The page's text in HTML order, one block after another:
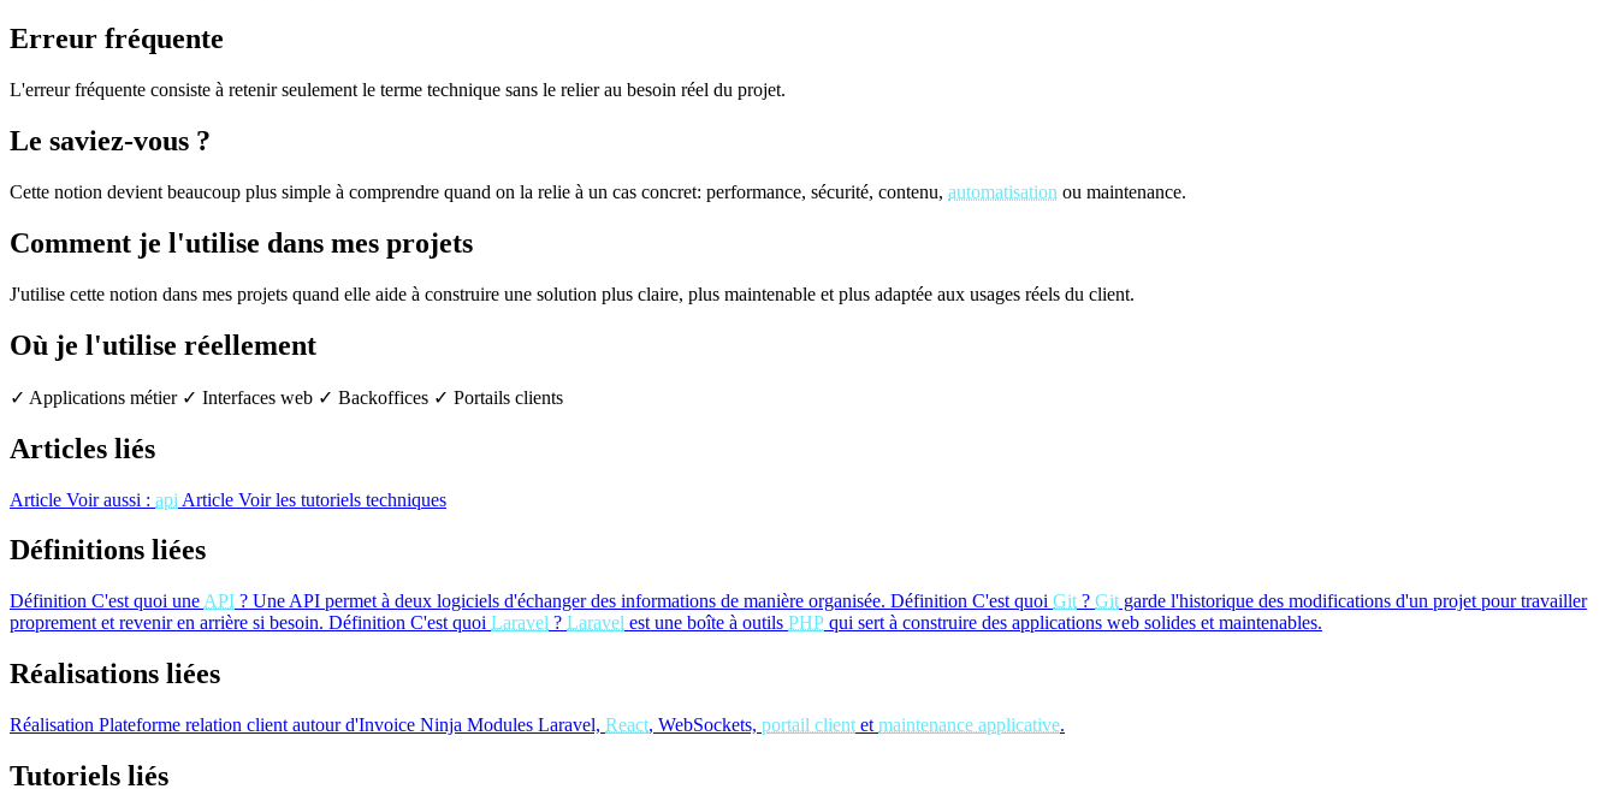
Erreur fréquente
L'erreur fréquente consiste à retenir seulement le terme technique sans le relier au besoin réel du projet.
Le saviez-vous ?
Cette notion devient beaucoup plus simple à comprendre quand on la relie à un cas concret: performance, sécurité, contenu, automatisation ou maintenance.
Comment je l'utilise dans mes projets
J'utilise cette notion dans mes projets quand elle aide à construire une solution plus claire, plus maintenable et plus adaptée aux usages réels du client.
Où je l'utilise réellement
✓ Applications métier ✓ Interfaces web ✓ Backoffices ✓ Portails clients
Articles liés
Article Voir aussi : api Article Voir les tutoriels techniques
Définitions liées
Définition C'est quoi une API ? Une API permet à deux logiciels d'échanger des informations de manière organisée. Définition C'est quoi Git ? Git garde l'historique des modifications d'un projet pour travailler
proprement et revenir en arrière si besoin. Définition C'est quoi Laravel ? Laravel est une boîte à outils PHP qui sert à construire des applications web solides et maintenables.
Réalisations liées
Réalisation Plateforme relation client autour d'Invoice Ninja Modules Laravel, React, WebSockets, portail client et maintenance applicative.
Tutoriels liés